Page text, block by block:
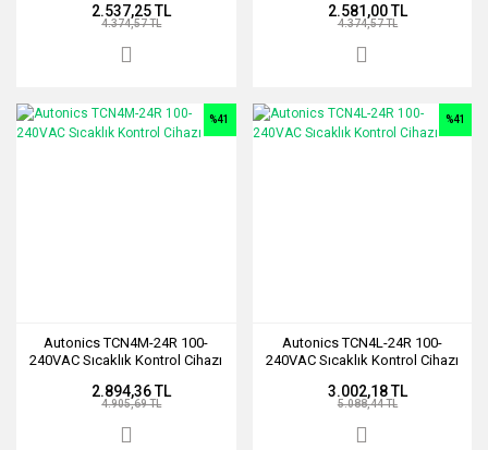
2.537,25 TL
4.374,57 TL
2.581,00 TL
4.374,57 TL
Autonics TCN4M-24R 100-
240VAC Sıcaklık Kontrol Cihazı
%41
2.894,36 TL
4.905,69 TL
Autonics TCN4L-24R 100-
240VAC Sıcaklık Kontrol Cihazı
%41
3.002,18 TL
5.088,44 TL